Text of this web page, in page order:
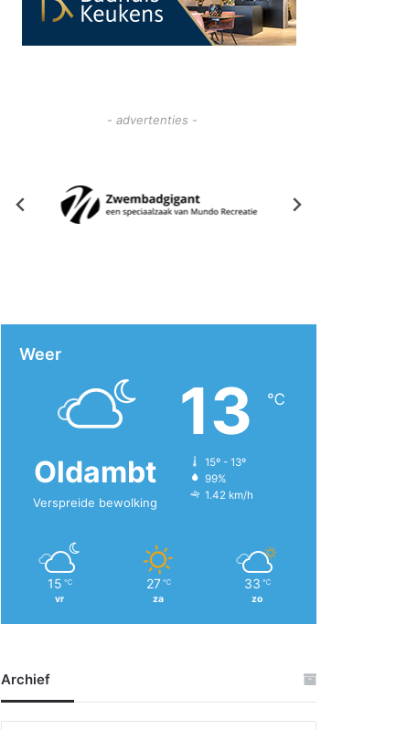
- advertenties -
Weer
Oldambt
Verspreide bewolking
13 ℃
15º - 13º
99%
1.42 km/h
15 ℃
vr
27 ℃
za
33 ℃
zo
Archief